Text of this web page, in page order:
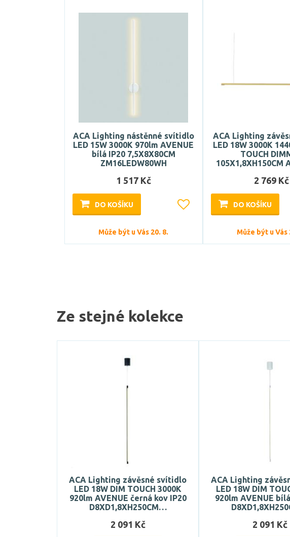
ACA Lighting nástěnné svítidlo
LED 15W 3000K 970lm AVENUE
bílá IP20 7,5X8X80CM
ZM16LEDW80WH
1 517 Kč
DO KOŠÍKU
Může být u Vás 20. 8.
ACA Lighting
LED 18W 3000K
TOUCH
105X1,8XH150CM
2 769 Kč
DO KOŠÍKU
Může být u Vás
Ze stejné kolekce
ACA Lighting závěsné svítidlo
LED 18W DIM TOUCH 3000K
920lm AVENUE černá kov IP20
D8XD1,8XH250CM…
2 091 Kč
ACA Lighting
LED 18W DIM
920lm AVENUE
2 091 Kč